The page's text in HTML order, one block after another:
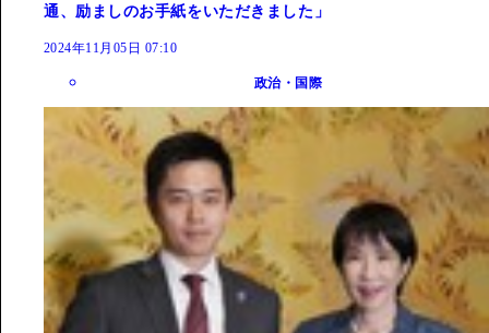
通、励ましのお手紙をいただきました」
2024年11月05日 07:10
政治・国際